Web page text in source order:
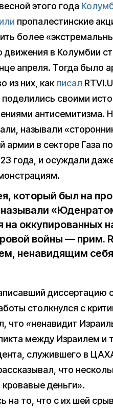
этого года
пропалестинские
более
движения в Колумбии
апреля. Тогда было
из них, какписал
поделились своими
антисемитизма.
называли
армии в секторе Газа
года, и осуждали
который был на
на оккупированных
войны — прим.
ненавидящим
диссертацию
столкнулся с
что «ненавидит
между Израилем и
служившего в
что
деньги».
на то, что с их шей